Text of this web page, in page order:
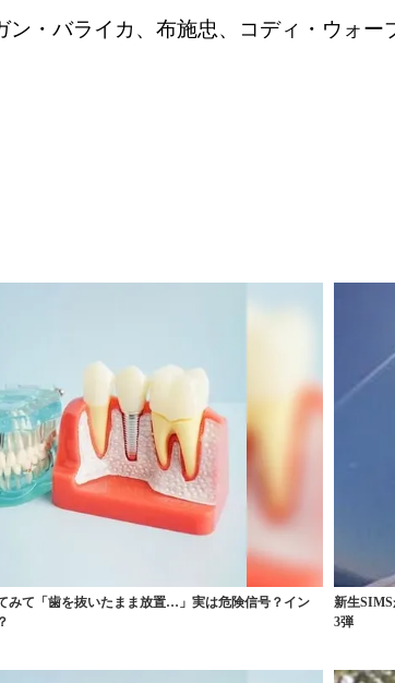
ン・バライカ、布施忠、コディ・ウォー
みて「歯を抜いたまま放置…」実は危険信号？イン
新生
3弾